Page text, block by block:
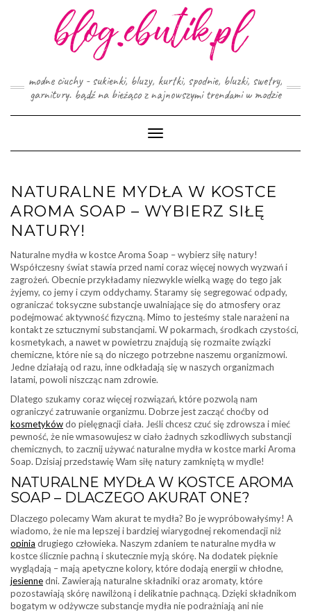
modne ciuchy - sukienki, bluzy, kurtki, spodnie, bluzki, swetry,
garnitury. bądź na bieżąco z najnowszymi trendami w modzie
Toggle
Navigation
NATURALNE MYDŁA W KOSTCE
AROMA SOAP – WYBIERZ SIŁĘ
NATURY!
Naturalne mydła w kostce Aroma Soap – wybierz siłę natury!
Współczesny świat stawia przed nami coraz więcej nowych wyzwań i
zagrożeń. Obecnie przykładamy niezwykle wielką wagę do tego jak
żyjemy, co jemy i czym oddychamy. Staramy się segregować odpady,
ograniczać toksyczne substancje uwalniające się do atmosfery oraz
podejmować aktywność fizyczną. Mimo to jesteśmy stale narażeni na
kontakt ze sztucznymi substancjami. W pokarmach, środkach czystości,
kosmetykach, a nawet w powietrzu znajdują się rozmaite związki
chemiczne, które nie są do niczego potrzebne naszemu organizmowi.
Jedne działają od razu, inne odkładają się w naszych organizmach
latami, powoli niszcząc nam zdrowie.
Dlatego szukamy coraz więcej rozwiązań, które pozwolą nam
ograniczyć zatruwanie organizmu. Dobrze jest zacząć choćby od
kosmetykówdo pielęgnacji ciała. Jeśli chcesz czuć się zdrowsza i mieć
pewność, że nie wmasowujesz w ciało żadnych szkodliwych substancji
chemicznych, to zacznij używać naturalne mydła w kostce marki Aroma
Soap. Dzisiaj przedstawię Wam siłę natury zamkniętą w mydle!
NATURALNE MYDŁA W KOSTCE AROMA
SOAP – DLACZEGO AKURAT ONE?
Dlaczego polecamy Wam akurat te mydła? Bo je wypróbowałyśmy! A
wiadomo, że nie ma lepszej i bardziej wiarygodnej rekomendacji niż
opinia drugiego człowieka. Naszym zdaniem te naturalne mydła w
kostce ślicznie pachną i skutecznie myją skórę. Na dodatek pięknie
wyglądają – mają apetyczne kolory, które dodają energii w chłodne,
jesiennedni. Zawierają naturalne składniki oraz aromaty, które
pozostawiają skórę nawilżoną i delikatnie pachnącą. Dzięki składnikom
bogatym w odżywcze substancje mydła nie podrażniają ani nie